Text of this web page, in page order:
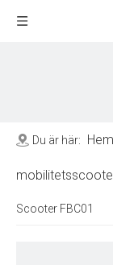
Du är här: Hem
Scooter FBC01